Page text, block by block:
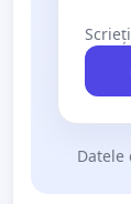
Datele